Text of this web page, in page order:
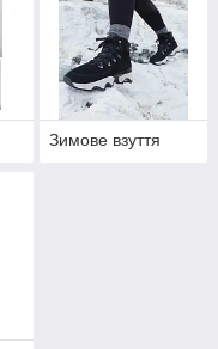
Зимове взуття